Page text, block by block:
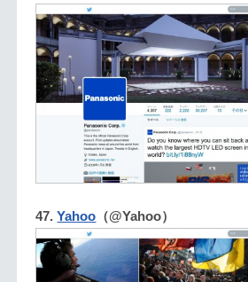
47.Yahoo （@Yahoo）